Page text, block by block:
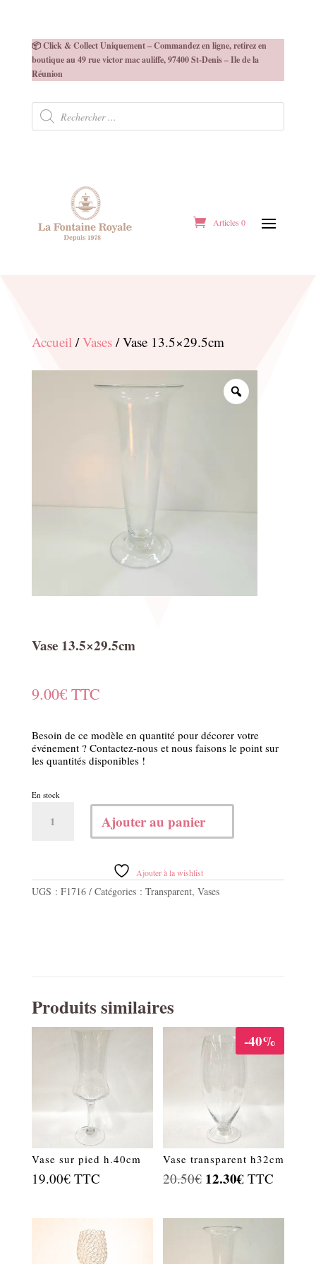
📦 Click & Collect Uniquement – Commandez en ligne, retirez en
boutique au 49 rue victor mac auliffe, 97400 St-Denis – Ile de la
Réunion
Recherche
produits
Articles 0
Accueil/Vases/ Vase 13.5×29.5cm
Vase 13.5×29.5cm
9.00€ TTC
Besoin de ce modèle en quantité pour décorer votre
événement ? Contactez-nous et nous faisons le point sur
les quantités disponibles !
En stock
Ajouter au panier
Ajouter à la wishlist
UGS : F1716 Catégories : Transparent, Vases
Produits similaires
Vase sur pied h.40cm
19.00€ TTC
-40%
Vase transparent h32cm
20.50€ Le
initial
était :
12.30€ Le
actuel
TTC